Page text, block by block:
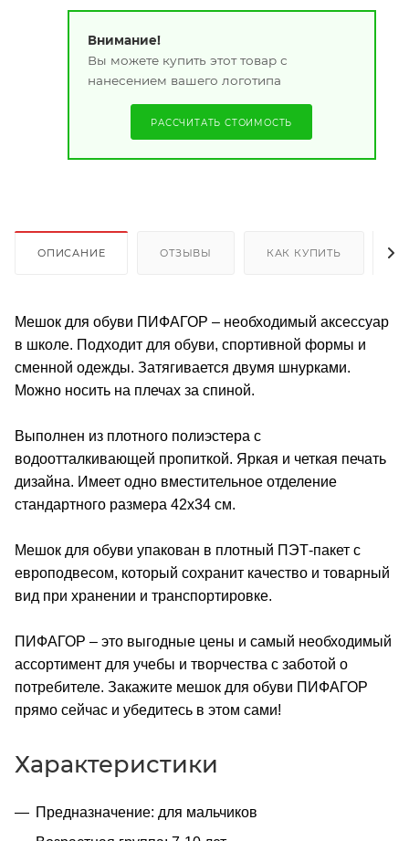
Внимание!
Вы можете купить этот товар с
нанесением вашего логотипа
РАССЧИТАТЬ СТОИМОСТЬ
ОПИСАНИЕ ОТЗЫВЫ КАК КУПИТЬ
Мешок для обуви ПИФАГОР – необходимый аксессуар
в школе. Подходит для обуви, спортивной формы и
сменной одежды. Затягивается двумя шнурками.
Можно носить на плечах за спиной.
Выполнен из плотного полиэстера с
водоотталкивающей пропиткой. Яркая и четкая печать
дизайна. Имеет одно вместительное отделение
стандартного размера 42х34 см.
Мешок для обуви упакован в плотный ПЭТ-пакет с
европодвесом, который сохранит качество и товарный
вид при хранении и транспортировке.
ПИФАГОР – это выгодные цены и самый необходимый
ассортимент для учебы и творчества с заботой о
потребителе. Закажите мешок для обуви ПИФАГОР
прямо сейчас и убедитесь в этом сами!
Характеристики
Предназначение: для мальчиков